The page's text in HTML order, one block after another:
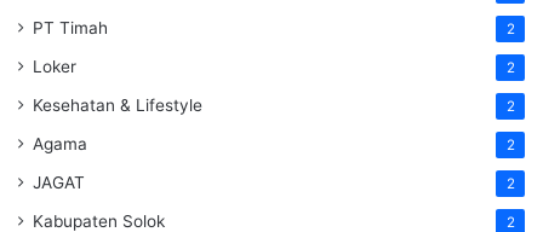
PT Timah 2
Loker 2
Kesehatan & Lifestyle 2
Agama 2
JAGAT 2
Kabupaten Solok 2